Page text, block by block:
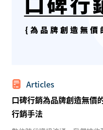
Articles
口碑行銷為品牌創造無價
行銷手法